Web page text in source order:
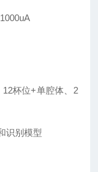
杯位+单腔体、2
识别模型